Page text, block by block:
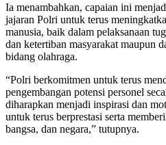
Ia menambahkan, capaian ini
jajaran Polri untuk terus
manusia, baik dalam pelaksanaan
dan ketertiban masyarakat maupun
bidang olahraga.
“Polri berkomitmen untuk terus
pengembangan potensi personel
diharapkan menjadi inspirasi dan
untuk terus berprestasi serta
bangsa, dan negara,” tutupnya.